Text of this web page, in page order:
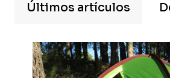
Últimos artículos